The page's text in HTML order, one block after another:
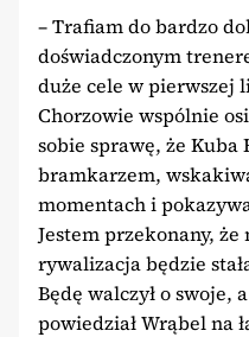
– Trafiam do bardzo
doświadczonym
duże cele w pierwszej
Chorzowie wspólnie
sobie sprawę, że
bramkarzem,
momentach i
Jestem przekonany, że
rywalizacja będzie
Będę walczył o swoje,
powiedział Wrąbel na